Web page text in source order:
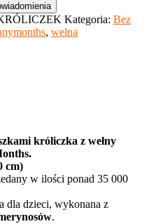
Kategoria: Bez
, wełna
króliczka z wełny
cm)
w ilości ponad 35 000
dla dzieci, wykonana z
.